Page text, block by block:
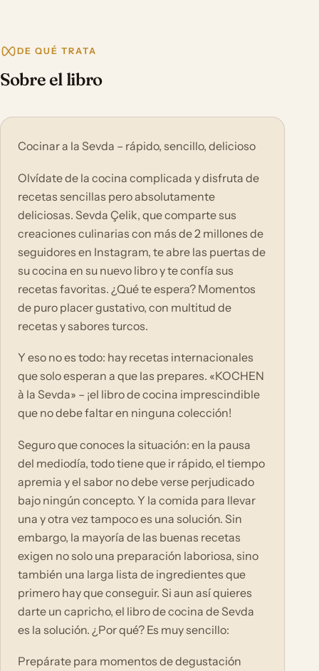
DE QUÉ TRATA
Sobre el libro
Cocinar a la Sevda – rápido, sencillo, delicioso
Olvídate de la cocina complicada y disfruta de
recetas sencillas pero absolutamente
deliciosas. Sevda Çelik, que comparte sus
creaciones culinarias con más de 2 millones de
seguidores en Instagram, te abre las puertas de
su cocina en su nuevo libro y te confía sus
recetas favoritas. ¿Qué te espera? Momentos
de puro placer gustativo, con multitud de
recetas y sabores turcos.
Y eso no es todo: hay recetas internacionales
que solo esperan a que las prepares. «KOCHEN
à la Sevda» – ¡el libro de cocina imprescindible
que no debe faltar en ninguna colección!
Seguro que conoces la situación: en la pausa
del mediodía, todo tiene que ir rápido, el tiempo
apremia y el sabor no debe verse perjudicado
bajo ningún concepto. Y la comida para llevar
una y otra vez tampoco es una solución. Sin
embargo, la mayoría de las buenas recetas
exigen no solo una preparación laboriosa, sino
también una larga lista de ingredientes que
primero hay que conseguir. Si aun así quieres
darte un capricho, el libro de cocina de Sevda
es la solución. ¿Por qué? Es muy sencillo:
Prepárate para momentos de degustación